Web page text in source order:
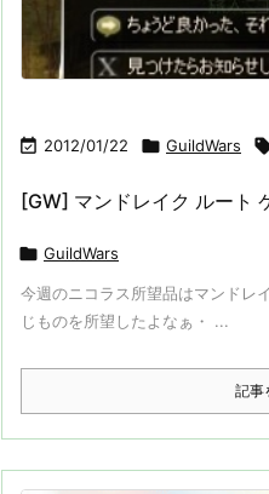
 2012/01/22  GuildWars
[GW] マンドレイク ルート
 GuildWars
今週のニコラス所望品はマンドレ
じものを所望したよなぁ・ ...
記事